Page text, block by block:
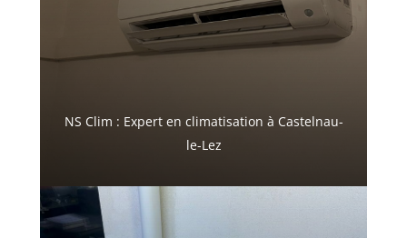
NS Clim : Expert en climatisation à Castelnau-
le-Lez